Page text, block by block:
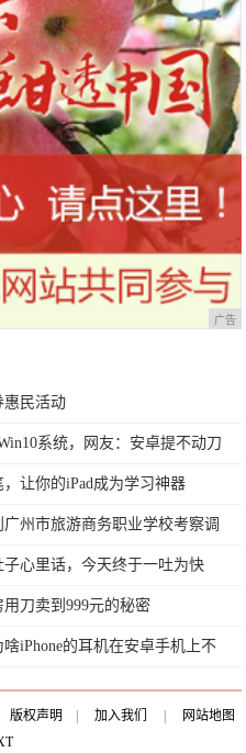
广告
惠民活动
系统，网友：安卓提不动刀
让你的iPad成为学习神器
州市旅游商务职业学校考察调
心里话，今天终于一吐为快
刀卖到999元的秘密
iPhone的耳机在安卓手机上不
版权声明 加入我们
网站地图